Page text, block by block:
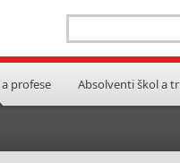
profese Absolventi škol a